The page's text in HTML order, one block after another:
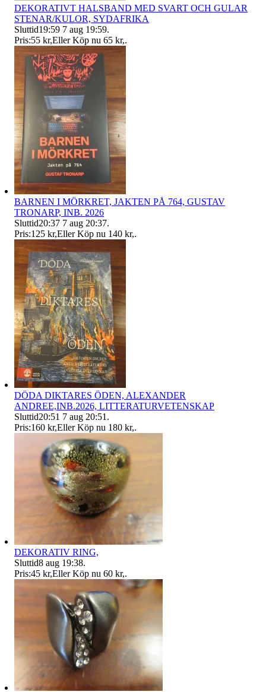
DEKORATIVT HALSBAND MED SVART OCH GULAR
STENAR/KULOR, SYDAFRIKA
Sluttid19:59 7 aug 19:59.
Pris:55 kr,Eller Köp nu 65 kr,.
BARNEN I MÖRKRET, JAKTEN PÅ 764, GUSTAV
TRONARP, INB. 2026
Sluttid20:37 7 aug 20:37.
Pris:125 kr,Eller Köp nu 140 kr,.
DÖDA DIKTARES ÖDEN, ALEXANDER
ANDREE,INB.2026, LITTERATURVETENSKAP
Sluttid20:51 7 aug 20:51 .
Pris:160 kr,Eller Köp nu 180 kr,.
DEKORATIV RING,
Sluttid8 aug 19:38.
Pris:45 kr,Eller Köp nu 60 kr,.